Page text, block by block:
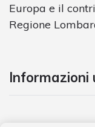
Europa e il
Regione
Informazioni